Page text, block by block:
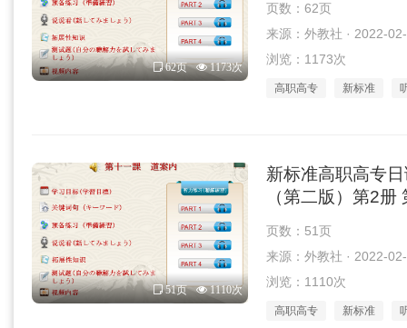
62页 1173次
页数：62页
来源：外教社 · 2022-
浏览：1173次
高职高专 新标准
51页 1110次
新标准高职高专
（第二版）第2
页数：51页
来源：外教社 · 2022-
浏览：1110次
高职高专 新标准